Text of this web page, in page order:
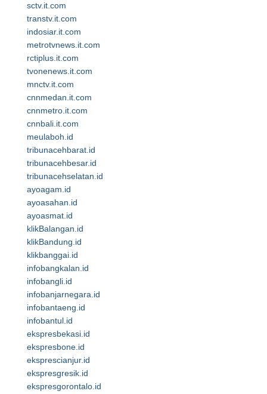
sctv.it.com
transtv.it.com
indosiar.it.com
metrotvnews.it.com
rctiplus.it.com
tvonenews.it.com
mnctv.it.com
cnnmedan.it.com
cnnmetro.it.com
cnnbali.it.com
meulaboh.id
tribunacehbarat.id
tribunacehbesar.id
tribunacehselatan.id
ayoagam.id
ayoasahan.id
ayoasmat.id
klikBalangan.id
klikBandung.id
klikbanggai.id
infobangkalan.id
infobangli.id
infobanjarnegara.id
infobantaeng.id
infobantul.id
ekspresbekasi.id
ekspresbone.id
eksprescianjur.id
ekspresgresik.id
ekspresgorontalo.id